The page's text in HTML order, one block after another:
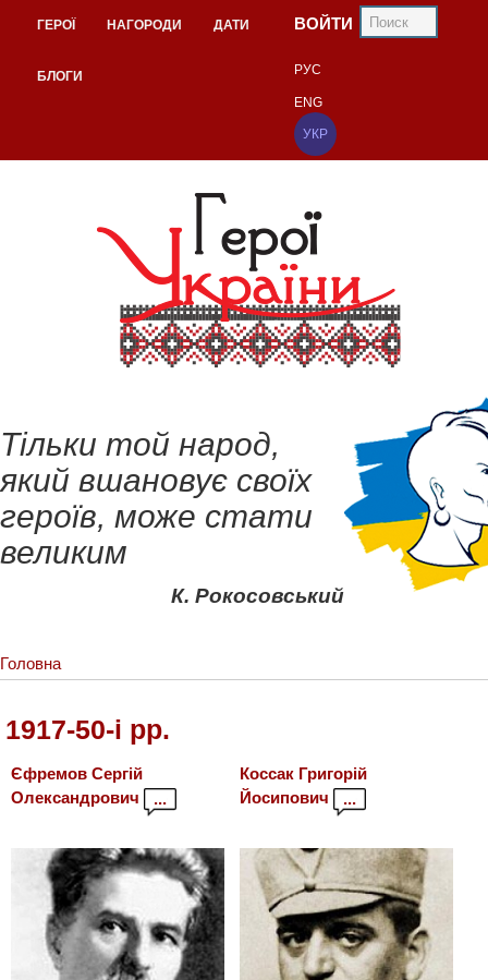
ГЕРОЇ НАГОРОДИ ДАТИ
БЛОГИ
ВОЙТИ
РУС
ENG
УКР
Тільки той народ,
який вшановує своїх
героїв, може стати
великим
К. Рокосовський
Головна
1917-50-i рр.
Єфремов Сергій
Олександрович
...
Коссак Григорій
Йосипович
...